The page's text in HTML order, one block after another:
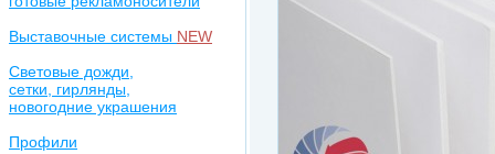
Выставочные системы NEW
Световые дожди,
сетки, гирлянды,
новогодние украшения
Профили